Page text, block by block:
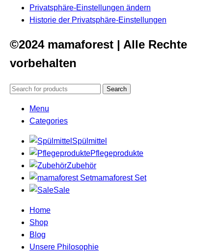
Privatsphäre-Einstellungen ändern
Historie der Privatsphäre-Einstellungen
©2024 mamaforest | Alle Rechte
vorbehalten
Search
Menu
Categories
Spülmittel
Pflegeprodukte
Zubehör
mamaforest Set
Sale
Home
Shop
Blog
Unsere Philosophie